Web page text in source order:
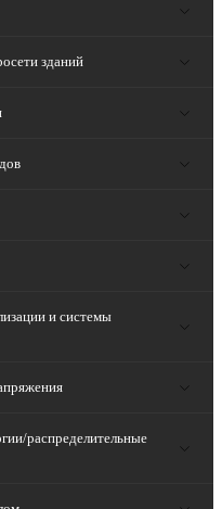
зданий
и системы
распределительные